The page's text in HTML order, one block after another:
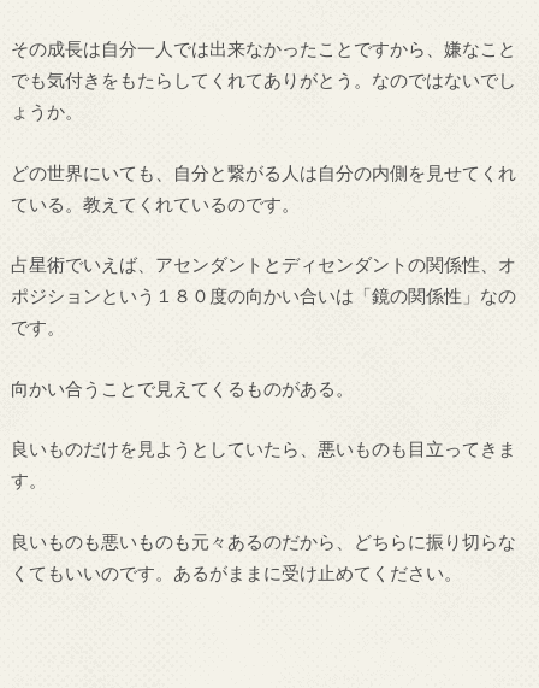
その成長は自分一人では出来なかったことですから、嫌なこと
でも気付きをもたらしてくれてありがとう。なのではないでし
ょうか。
どの世界にいても、自分と繋がる人は自分の内側を見せてくれ
ている。教えてくれているのです。
占星術でいえば、アセンダントとディセンダントの関係性、オ
ポジションという１８０度の向かい合いは「鏡の関係性」なの
です。
向かい合うことで見えてくるものがある。
良いものだけを見ようとしていたら、悪いものも目立ってきま
す。
良いものも悪いものも元々あるのだから、どちらに振り切らな
くてもいいのです。あるがままに受け止めてください。